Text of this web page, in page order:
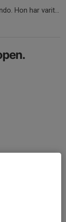
Hon har varit...